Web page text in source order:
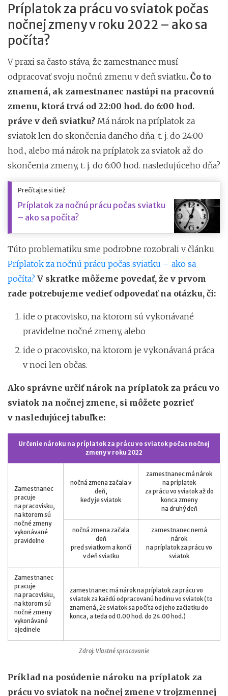
Príplatok za prácu vo sviatok počas
nočnej zmeny v roku 2022 – ako sa
počíta?
V praxi sa často stáva, že zamestnanec musí
odpracovať svoju nočnú zmenu v deň sviatku. Čo to
znamená, ak zamestnanec nastúpi na pracovnú
zmenu, ktorá trvá od 22:00 hod. do 6:00 hod.
práve v deň sviatku? Má nárok na príplatok za
sviatok len do skončenia daného dňa, t. j. do 24:00
hod., alebo má nárok na príplatok za sviatok až do
skončenia zmeny, t. j. do 6:00 hod. nasledujúceho dňa?
Prečítajte si tiež
Príplatok za nočnú prácu počas sviatku
– ako sa počíta?
Túto problematiku sme podrobne rozobrali v článku
Príplatok za nočnú prácu počas sviatku – ako sa
počíta? V skratke môžeme povedať, že v prvom
rade potrebujeme vedieť odpovedať na otázku, či:
ide o pracovisko, na ktorom sú vykonávané
pravidelne nočné zmeny, alebo
ide o pracovisko, na ktorom je vykonávaná práca
v noci len občas.
Ako správne určiť nárok na príplatok za prácu vo
sviatok na nočnej zmene, si môžete pozrieť
v nasledujúcej tabuľke:
Zdroj: Vlastné spracovanie
Určenie nároku na príplatok za prácu vo sviatok počas nočnej
zmeny v roku 2022
Zamestnanec
pracuje
na pracovisku,
na ktorom sú
nočné zmeny
vykonávané
pravidelne
nočná zmena začala v
deň,
kedy je sviatok
zamestnanec má nárok
na príplatok
za prácu vo sviatok až do
konca zmeny
na druhý deň
nočná zmena začala
deň
pred sviatkom a končí
v deň sviatku
zamestnanec nemá
nárok
na príplatok za prácu vo
sviatok
Zamestnanec
pracuje
na pracovisku,
na ktorom sú
nočné zmeny
vykonávané
ojedinele
zamestnanec má nárok na príplatok za prácu vo
sviatok za každú odpracovanú hodinu vo sviatok (to
znamená, že sviatok sa počíta od jeho začiatku do
konca, a teda od 0.00 hod. do 24.00 hod.)
Príklad na posúdenie nároku na príplatok za
prácu vo sviatok na nočnej zmene v trojzmennej